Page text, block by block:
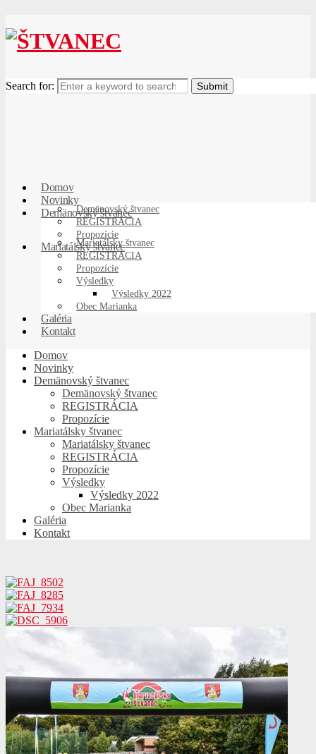
Search for:
Domov
Novinky
Demänovský štvanec
Demänovský štvanec
REGISTRÁCIA
Propozície
Mariatálsky štvanec
Mariatálsky štvanec
REGISTRÁCIA
Propozície
Výsledky
Výsledky 2022
Obec Marianka
Galéria
Kontakt
Domov
Novinky
Demänovský štvanec
Demänovský štvanec
REGISTRÁCIA
Propozície
Mariatálsky štvanec
Mariatálsky štvanec
REGISTRÁCIA
Propozície
Výsledky
Výsledky 2022
Obec Marianka
Galéria
Kontakt